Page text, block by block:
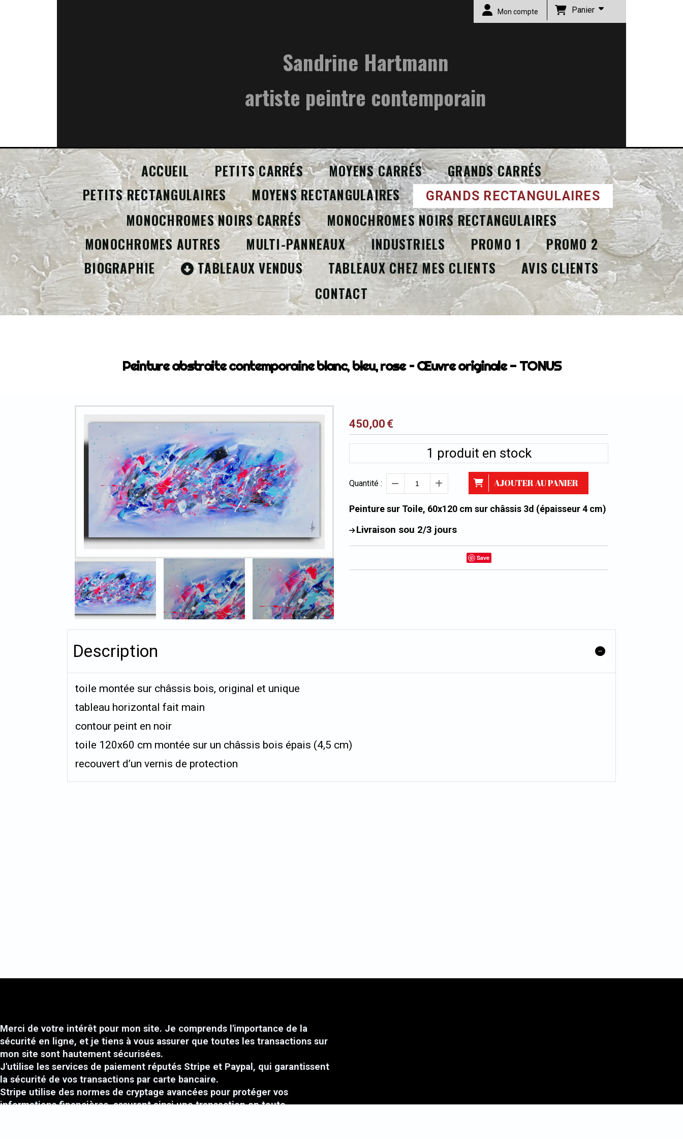
Sandrine Hartmann
artiste peintre contemporain
Mon compte Panier
ACCUEIL PETITS CARRÉS MOYENS CARRÉS
GRANDS CARRÉS
PETITS RECTANGULAIRES
MOYENS RECTANGULAIRES GRANDS RECTANGULAIRES
MONOCHROMES NOIRS CARRÉS
MONOCHROMES NOIRS RECTANGULAIRES
MONOCHROMES AUTRES
MULTI-PANNEAUX INDUSTRIELS PROMO 1
PROMO 2
BIOGRAPHIE
TABLEAUX VENDUS TABLEAUX CHEZ MES CLIENTS
AVIS CLIENTS
CONTACT
Peinture abstraite contemporaine blanc, bleu, rose – Œuvre originale - TONUS
450,00 €
1 produit en stock
Quantité : AJOUTER AU PANIER
Peinture sur Toile, 60x120 cm sur châssis 3d (épaisseur 4 cm)
Livraison sou 2/3 jours
Save
Description
toile montée sur châssis bois, original et unique
tableau horizontal fait main
contour peint en noir
toile 120x60 cm montée sur un châssis bois épais (4,5 cm)
recouvert d’un vernis de protection
Merci de votre intérêt pour mon site. Je comprends l'importance de la
sécurité en ligne, et je tiens à vous assurer que toutes les transactions sur
mon site sont hautement sécurisées.
J'utilise les services de paiement réputés Stripe et Paypal, qui garantissent
la sécurité de vos transactions par carte bancaire.
Stripe utilise des normes de cryptage avancées pour protéger vos
informations financières, assurant ainsi une transaction en toute